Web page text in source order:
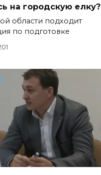
на городскую елку?
области подходит
по подготовке